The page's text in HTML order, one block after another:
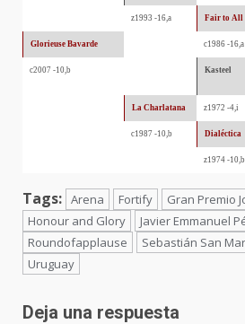
z1993 -16,a Fair to All
Glorieuse Bavarde c1986 -16,a
c2007 -10,b Kasteel
La Charlatana z1972 -4,i
c1987 -10,b Dialéctica
z1974 -10,b
Tags: Arena Fortify
Gran Premio
Honour and Glory
Javier Emmanuel
Roundofapplause
Sebastián San
Uruguay
Deja una respuesta